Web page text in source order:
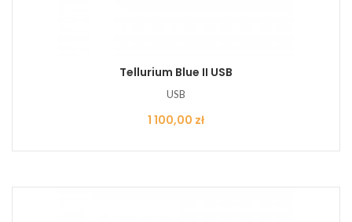
Tellurium Blue II USB
USB
Cena
1 100,00 zł